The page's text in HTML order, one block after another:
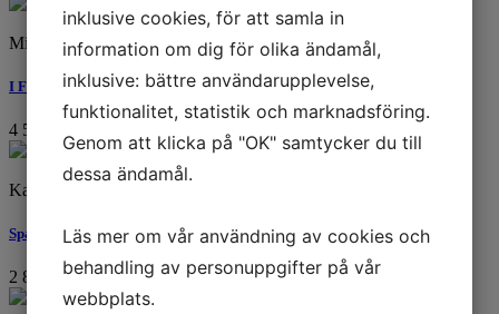
Mimmi Kandler
I Famnen
4 500
Karl Mårtens
Sparvhök
2 800 kr
inklusive cookies, för att samla in
information om dig för olika ändamål,
inklusive: bättre användarupplevelse,
funktionalitet, statistik och marknadsföring.
Genom att klicka på "OK" samtycker du till
dessa ändamål.
Läs mer om vår användning av cookies och
behandling av personuppgifter på vår
webbplats.